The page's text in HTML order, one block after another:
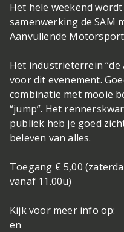
Het hele weekend
samenwerking de SAM
Aanvullende
Het industrieterrein “de
voor dit evenement.
combinatie met mooie
“jump”. Het
publiek heb je goed
beleven van alles.
Toegang € 5,00
vanaf 11.00u)
Kijk voor meer info op:
en